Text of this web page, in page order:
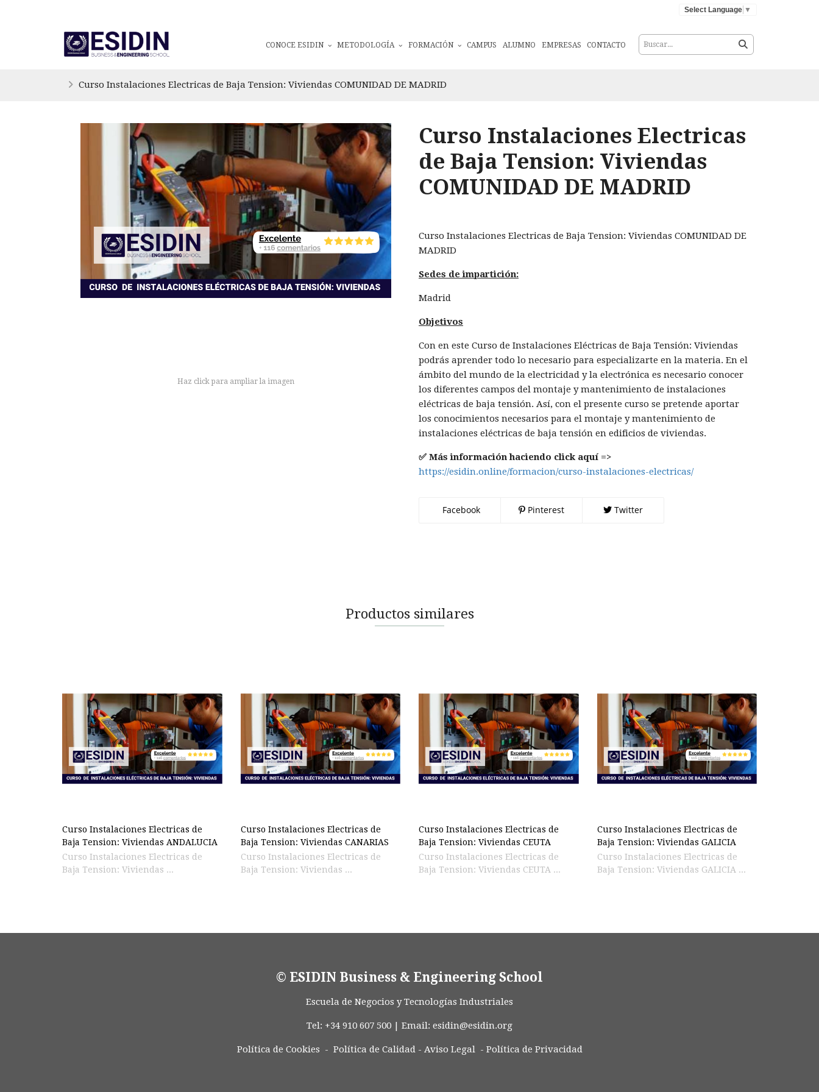
Select Language ▼
CONOCE ESIDIN METODOLOGÍA FORMACIÓN CAMPUS ALUMNO EMPRESAS CONTACTO
Curso Instalaciones Electricas de Baja Tension: Viviendas COMUNIDAD DE MADRID
Haz click para ampliar la imagen
Curso Instalaciones Electricas
de Baja Tension: Viviendas
COMUNIDAD DE MADRID
Curso Instalaciones Electricas de Baja Tension: Viviendas COMUNIDAD DE
MADRID
Sedes de impartición:
Madrid
Objetivos
Con en este Curso de Instalaciones Eléctricas de Baja Tensión: Viviendas
podrás aprender todo lo necesario para especializarte en la materia. En el
ámbito del mundo de la electricidad y la electrónica es necesario conocer
los diferentes campos del montaje y mantenimiento de instalaciones
eléctricas de baja tensión. Así, con el presente curso se pretende aportar
los conocimientos necesarios para el montaje y mantenimiento de
instalaciones eléctricas de baja tensión en edificios de viviendas.
✅ Más información haciendo click aquí =>
https://esidin.online/formacion/curso-instalaciones-electricas/
Facebook Pinterest Twitter
Productos similares
Curso Instalaciones Electricas de
Baja Tension: Viviendas ANDALUCIA
Curso Instalaciones Electricas de
Baja Tension: Viviendas ...
Curso Instalaciones Electricas de
Baja Tension: Viviendas CANARIAS
Curso Instalaciones Electricas de
Baja Tension: Viviendas ...
Curso Instalaciones Electricas de
Baja Tension: Viviendas CEUTA
Curso Instalaciones Electricas de
Baja Tension: Viviendas CEUTA ...
Curso Instalaciones Electricas de
Baja Tension: Viviendas GALICIA
Curso Instalaciones Electricas de
Baja Tension: Viviendas GALICIA ...
© ESIDIN Business & Engineering School
Escuela de Negocios y Tecnologías Industriales
Tel: +34 910 607 500 | Email: esidin@esidin.org
Política de Cookies - Política de Calidad- Aviso Legal- Política de Privacidad